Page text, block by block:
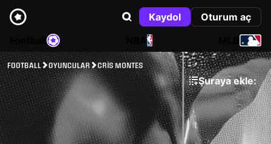
Kaydol
Oturum aç
NBA
FOOTBALL OYUNCULAR CRIS MONTES
Şuraya ekle: